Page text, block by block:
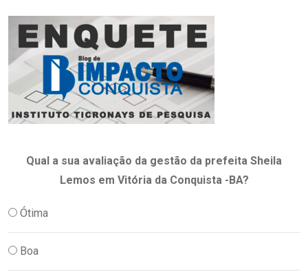
Qual a sua avaliação da gestão da prefeita Sheila
Lemos em Vitória da Conquista -BA?
Ótima
Boa